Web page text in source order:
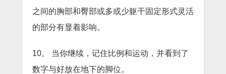
之间的胸部和臀部或多或少躯干固定形式灵活
的部分有显着影响。
10。
当你继续，记住比例和运动，并看到了
数字与好放在地下的脚位。